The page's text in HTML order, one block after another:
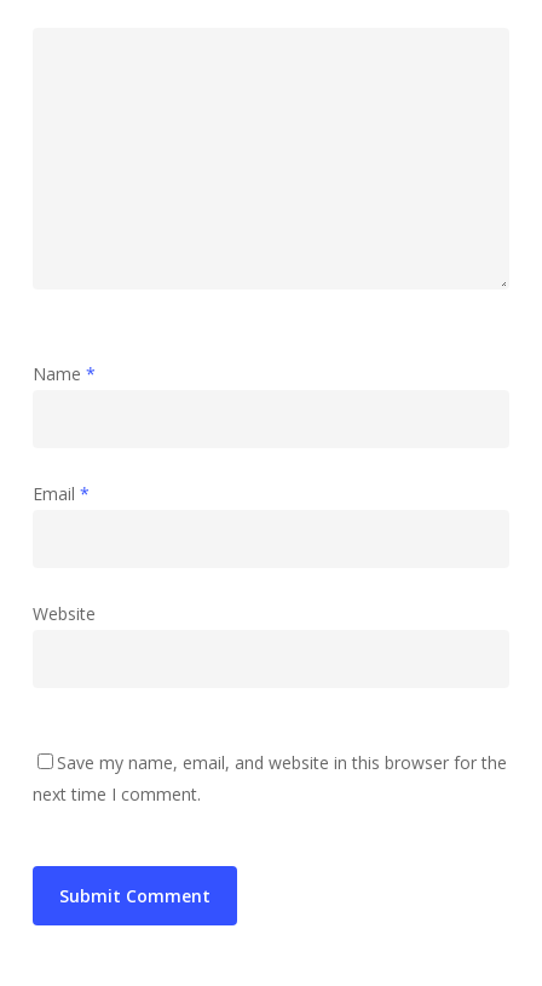
Name *
Email *
Website
Save my name, email, and website in this browser for the
next time I comment.